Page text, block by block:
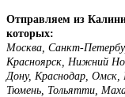
Отправляем из
которых:
Москва, Санкт-
Красноярск, Нижний
Дону, Краснодар, Омск,
Тюмень, Тольятти,